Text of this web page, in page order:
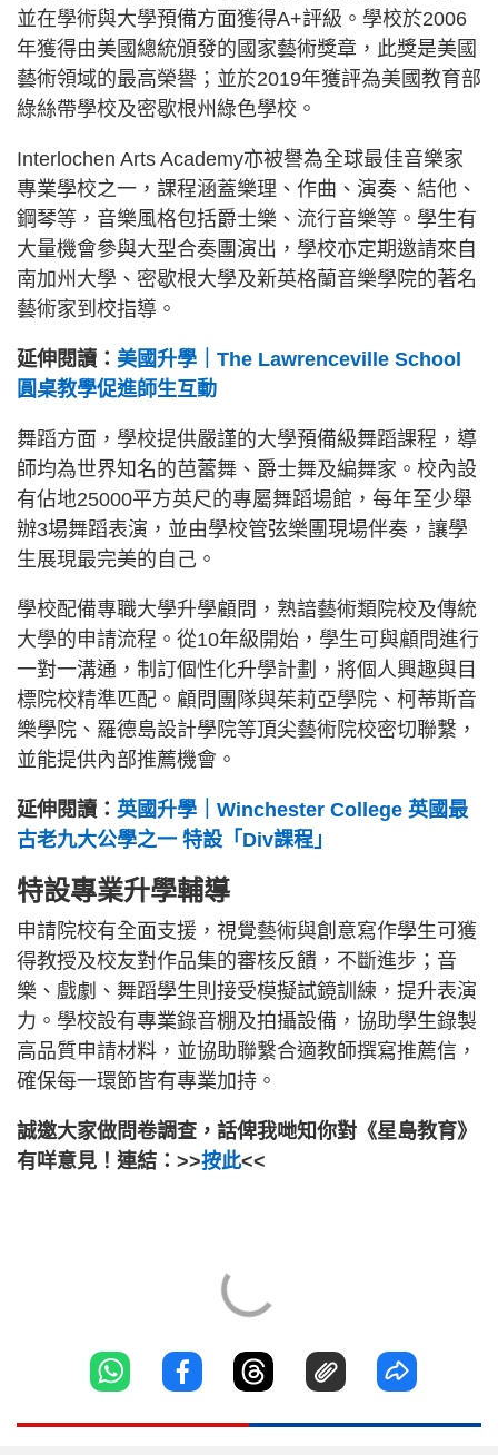
並在學術與大學預備方面獲得A+評級。學校於2006
年獲得由美國總統頒發的國家藝術獎章，此獎是美國
藝術領域的最高榮譽；並於2019年獲評為美國教育部
綠絲帶學校及密歇根州綠色學校。
Interlochen Arts Academy亦被譽為全球最佳音樂家
專業學校之一，課程涵蓋樂理、作曲、演奏、結他、
鋼琴等，音樂風格包括爵士樂、流行音樂等。學生有
大量機會參與大型合奏團演出，學校亦定期邀請來自
南加州大學、密歇根大學及新英格蘭音樂學院的著名
藝術家到校指導。
延伸閱讀： 美國升學｜The Lawrenceville School
圓桌教學促進師生互動
舞蹈方面，學校提供嚴謹的大學預備級舞蹈課程，導
師均為世界知名的芭蕾舞、爵士舞及編舞家。校內設
有佔地25000平方英尺的專屬舞蹈場館，每年至少舉
辦3場舞蹈表演，並由學校管弦樂團現場伴奏，讓學
生展現最完美的自己。
學校配備專職大學升學顧問，熟諳藝術類院校及傳統
大學的申請流程。從10年級開始，學生可與顧問進行
一對一溝通，制訂個性化升學計劃，將個人興趣與目
標院校精準匹配。顧問團隊與茱莉亞學院、柯蒂斯音
樂學院、羅德島設計學院等頂尖藝術院校密切聯繫，
並能提供內部推薦機會。
延伸閱讀： 英國升學｜Winchester College 英國最
古老九大公學之一 特設「Div課程」
特設專業升學輔導
申請院校有全面支援，視覺藝術與創意寫作學生可獲
得教授及校友對作品集的審核反饋，不斷進步；音
樂、戲劇、舞蹈學生則接受模擬試鏡訓練，提升表演
力。學校設有專業錄音棚及拍攝設備，協助學生錄製
高品質申請材料，並協助聯繫合適教師撰寫推薦信，
確保每一環節皆有專業加持。
誠邀大家做問卷調查，話俾我哋知你對《星島教育》
有咩意見！連結：>>按此<<